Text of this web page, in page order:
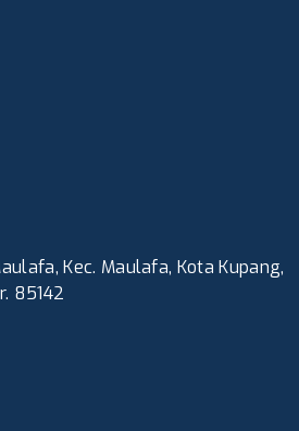
Kec. Maulafa, Kota Kupang,
85142